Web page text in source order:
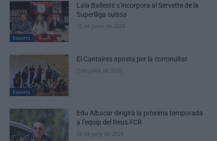
Esports
Laia Ballesté s’incorpora al Servette de la
Superlliga suïssa
10 de juliol de 2026
Esports
El Cantaires aposta per la continuïtat
3 de juliol de 2026
Edu Albacar dirigirà la pròxima temporada
a l’equip del Reus FCR
26 de juny de 2026